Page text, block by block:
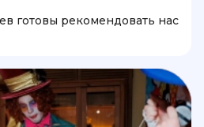
готовы рекомендовать нас